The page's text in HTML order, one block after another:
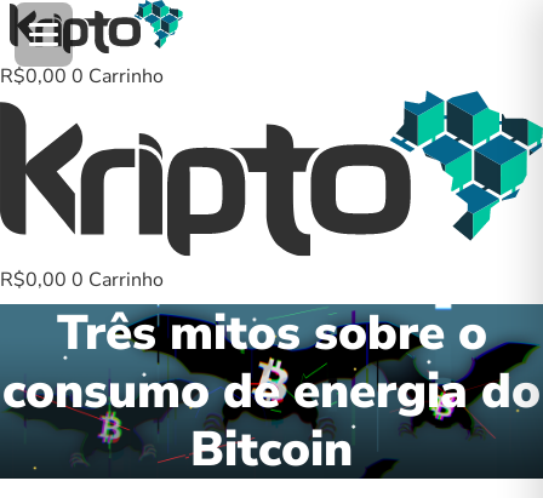
para
o
conteúdo
R$0,00 0 Carrinho
R$0,00 0 Carrinho
Três mitos sobre o
consumo de energia do
Bitcoin